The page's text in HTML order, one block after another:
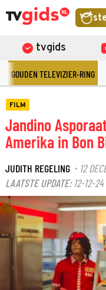
tvgids
GOUDEN TELEVIZIER-RING
FILM
Jandino
Amerika in Bon
JUDITH REGELING · 12
LAATSTE UPDATE: 12-12-24